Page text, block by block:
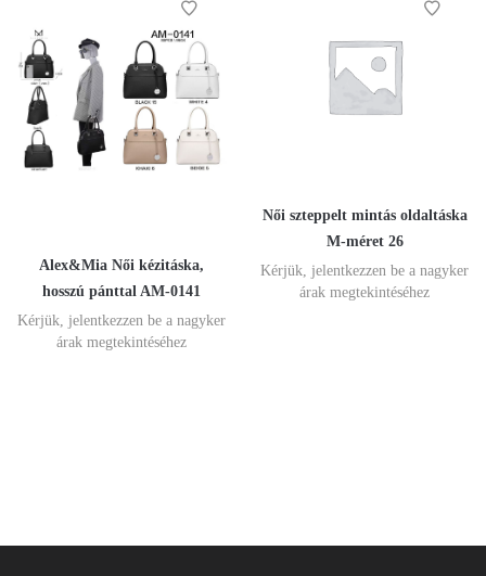
Alex&Mia Női kézitáska,
hosszú pánttal AM-0141
Kérjük, jelentkezzen be a nagyker
árak megtekintéséhez
Női szteppelt mintás oldaltáska
M-méret 26
Kérjük, jelentkezzen be a nagyker
árak megtekintéséhez